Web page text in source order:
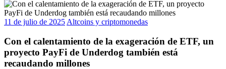
11 de julio de 2025 Altcoins y criptomonedas
Con el calentamiento de la exageración de ETF, un
proyecto PayFi de Underdog también está
recaudando millones